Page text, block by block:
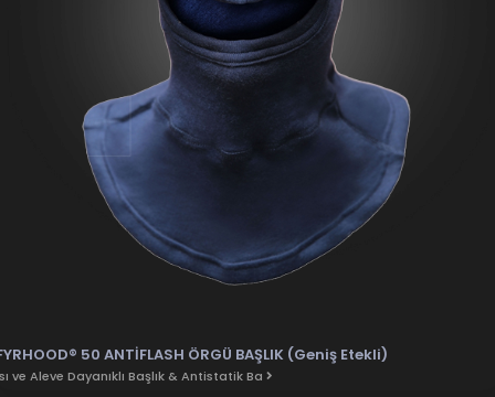
50 ANTİFLASH ÖRGÜ BAŞLIK (Geniş Etekli)
ve Aleve Dayanıklı Başlık & Antistatik Ba